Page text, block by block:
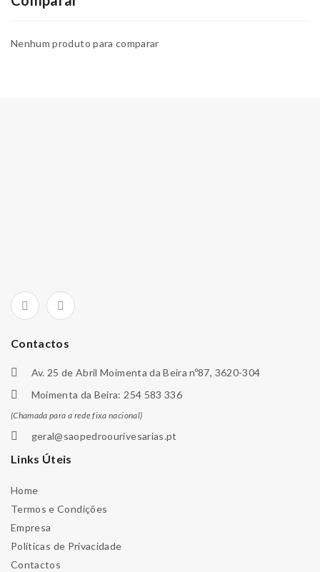
Nenhum produto para comparar
Contactos
Av. 25 de Abril Moimenta da Beira nº87, 3620-304
Moimenta da Beira: 254 583 336
(Chamada para a rede fixa nacional)
geral@saopedroourivesarias.pt
Links Úteis
Home
Termos e Condições
Empresa
Políticas de Privacidade
Contactos